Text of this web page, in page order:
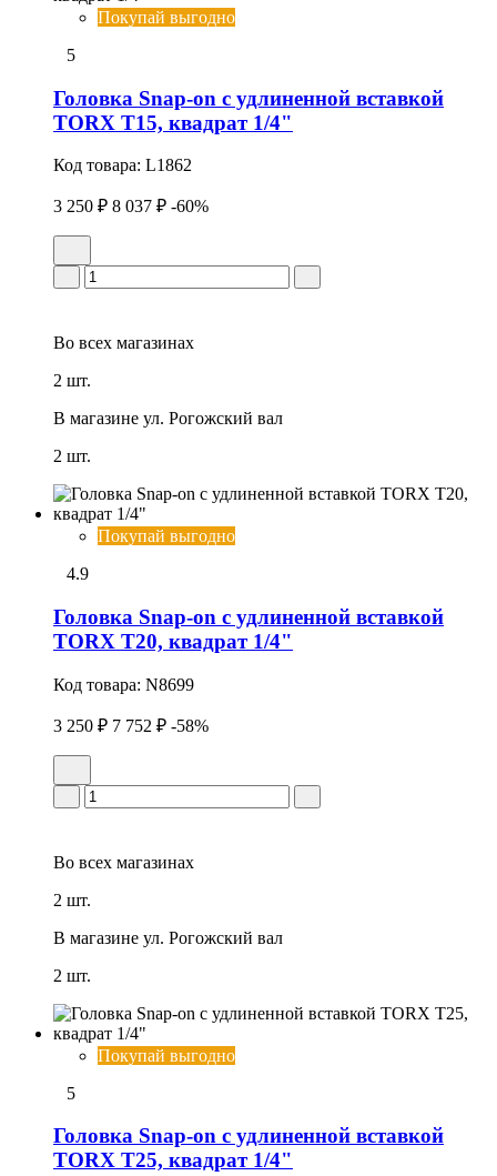
Покупай выгодно
5
Головка Snap-on с удлиненной вставкой
TORX T15, квадрат 1/4"
Код товара: L1862
3 250 ₽ 8 037 ₽ -60%
Во всех магазинах
2 шт.
В магазине ул. Рогожский вал
2 шт.
Покупай выгодно
4.9
Головка Snap-on с удлиненной вставкой
TORX T20, квадрат 1/4"
Код товара: N8699
3 250 ₽ 7 752 ₽ -58%
Во всех магазинах
2 шт.
В магазине ул. Рогожский вал
2 шт.
Покупай выгодно
5
Головка Snap-on с удлиненной вставкой
TORX T25, квадрат 1/4"